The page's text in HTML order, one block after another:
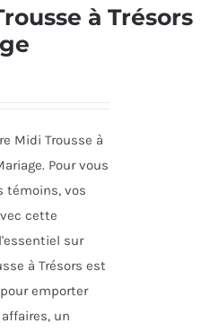
à Trésors
Midi Trousse à
Pour vous
témoins, vos
cette
sur
à Trésors est
emporter
un